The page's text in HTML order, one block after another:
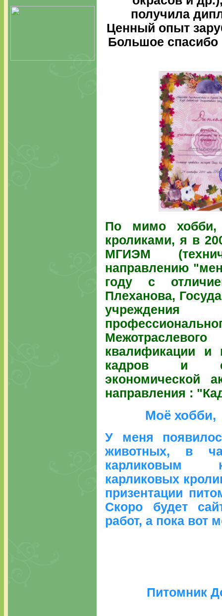
получила
Ценный опыт
Большое
По мимо хобби,
кроликами, я в
МГИЭМ
направлению
году с
Плеханова,
квалификации и
кадров и
экономической
направления :
Моё хобби,
У меня
животных, в
карликовым
карликовых
призентации
Скоро будет
работ, а пока вот
Питомник